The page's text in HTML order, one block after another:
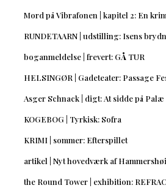
Mord på Vibrafonen | kapitel 2: En
RUNDETAARN | udstilling: Isens
boganmeldelse | frevert: GÅ TUR
HELSINGØR | Gadeteater: Passage
Asger Schnack | digt: At sidde på
KOGEBOG | Tyrkisk: Sofra
KRIMI | sommer: Efterspillet
artikel | Nyt hovedværk af
the Round Tower | exhibition: